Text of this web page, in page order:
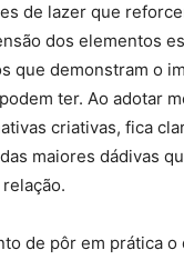
de lazer que
dos elementos
que demonstram o
ter. Ao adotar
criativas, fica
maiores dádivas
de pôr em prática o